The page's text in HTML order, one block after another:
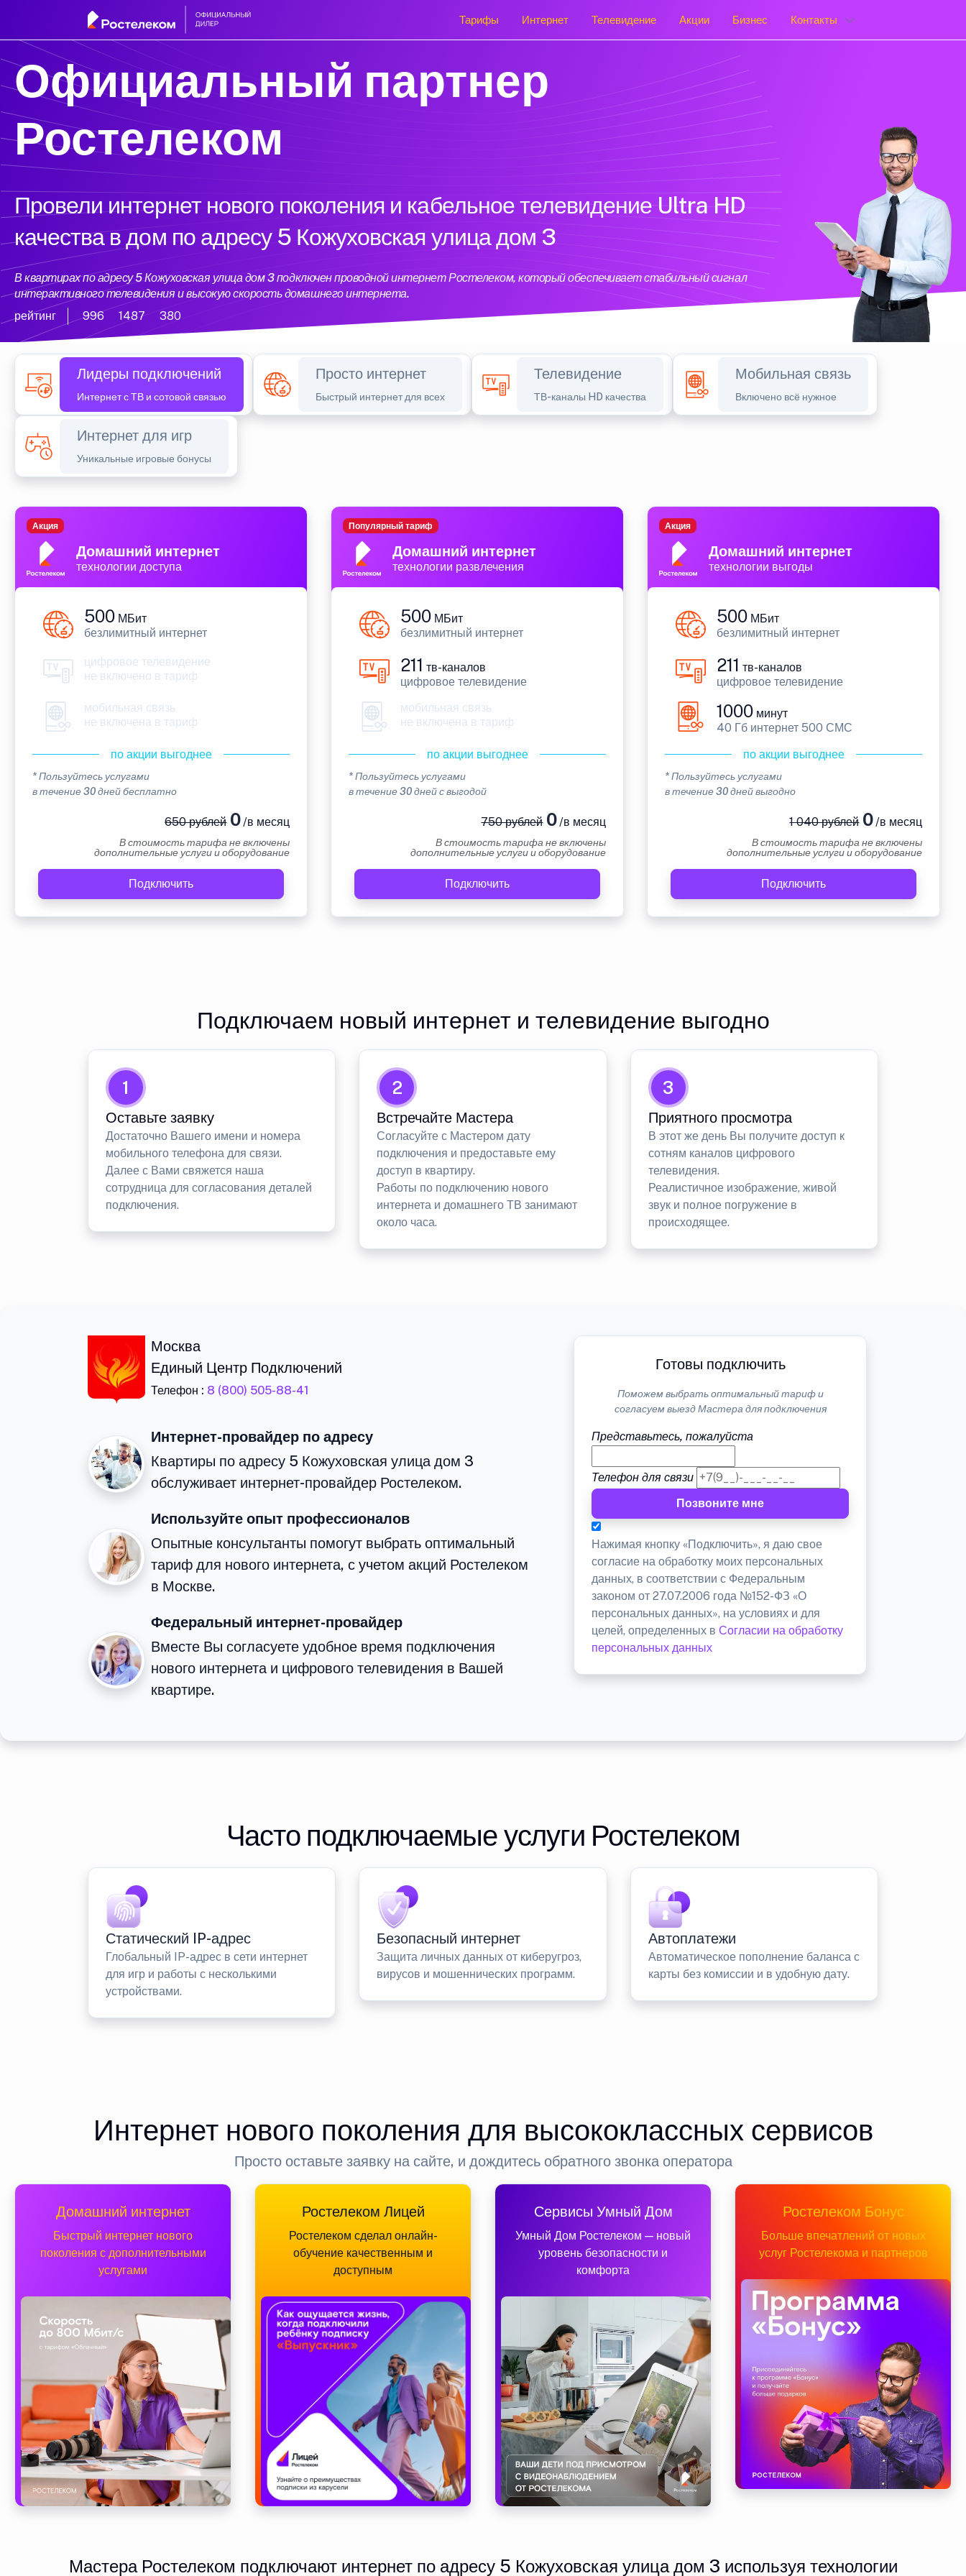
Тарифы Интернет Телевидение Акции Бизнес Контакты
Официальный партнер
Ростелеком
Провели интернет нового поколения и кабельное телевидение Ultra HD
качества в дом по адресу 5 Кожуховская улица дом 3
В квартирах по адресу 5 Кожуховская улица дом 3 подключен проводной интернет Ростелеком, который обеспечивает стабильный сигнал
интерактивного телевидения и высокую скорость домашнего интернета.
рейтинг
996 1487 380
Лидеры подключений
Интернет с ТВ и сотовой связью
Просто интернет
Быстрый интернет для всех
Телевидение
ТВ-каналы HD качества
Мобильная связь
Включено всё нужное
Интернет для игр
Уникальные игровые бонусы
Домашний интернет
технологии доступа
Акция
500 МБит
безлимитный интернет
цифровое телевидение
не включено в тариф
мобильная связь
не включена в тариф
по акции выгоднее
* Пользуйтесь услугами
в течение 30 дней бесплатно
650 рублей0/в месяц
В стоимость тарифа не включены
дополнительные услуги и оборудование
Подключить
Домашний интернет
технологии развлечения
Популярный тариф
500 МБит
безлимитный интернет
211 тв-каналов
цифровое телевидение
мобильная связь
не включена в тариф
по акции выгоднее
* Пользуйтесь услугами
в течение 30 дней с выгодой
750 рублей0/в месяц
В стоимость тарифа не включены
дополнительные услуги и оборудование
Подключить
Домашний интернет
технологии выгоды
Акция
500 МБит
безлимитный интернет
211 тв-каналов
цифровое телевидение
1000 минут
40 Гб интернет 500 СМС
по акции выгоднее
* Пользуйтесь услугами
в течение 30 дней выгодно
1 040 рублей0/в месяц
В стоимость тарифа не включены
дополнительные услуги и оборудование
Подключить
Подключаем новый интернет и телевидение выгодно
1
Оставьте заявку
Достаточно Вашего имени и номера
мобильного телефона для связи.
Далее с Вами свяжется наша
сотрудница для согласования деталей
подключения.
2
Встречайте Мастера
Согласуйте с Мастером дату
подключения и предоставьте ему
доступ в квартиру.
Работы по подключению нового
интернета и домашнего ТВ занимают
около часа.
3
Приятного просмотра
В этот же день Вы получите доступ к
сотням каналов цифрового
телевидения.
Реалистичное изображение, живой
звук и полное погружение в
происходящее.
Москва
Единый Центр Подключений
Телефон : 8 (800) 505-88-41
Интернет-провайдер по адресу
Квартиры по адресу 5 Кожуховская улица дом 3
обслуживает интернет-провайдер Ростелеком.
Используйте опыт профессионалов
Опытные консультанты помогут выбрать оптимальный
тариф для нового интернета, с учетом акций Ростелеком
в Москве.
Федеральный интернет-провайдер
Вместе Вы согласуете удобное время подключения
нового интернета и цифрового телевидения в Вашей
квартире.
Готовы подключить
Поможем выбрать оптимальный тариф и
согласуем выезд Мастера для подключения
Представьтесь, пожалуйста
Телефон для связи
Позвоните мне
Нажимая кнопку «Подключить», я даю свое
согласие на обработку моих персональных
данных, в соответствии с Федеральным
законом от 27.07.2006 года №152-ФЗ «О
персональных данных», на условиях и для
целей, определенных вСогласии на обработку
персональных данных
Часто подключаемые услуги Ростелеком
Статический IP-адрес
Глобальный IP-адрес в сети интернет
для игр и работы с несколькими
устройствами.
Безопасный интернет
Защита личных данных от киберугроз,
вирусов и мошеннических программ.
Автоплатежи
Автоматическое пополнение баланса с
карты без комиссии и в удобную дату.
Интернет нового поколения для высококлассных сервисов
Просто оставьте заявку на сайте, и дождитесь обратного звонка оператора
Домашний интернет
Быстрый интернет нового
поколения с дополнительными
услугами
Ростелеком Лицей
Ростелеком сделал онлайн-
обучение качественным и
доступным
Сервисы Умный Дом
Умный Дом Ростелеком — новый
уровень безопасности и
комфорта
Ростелеком Бонус
Больше впечатлений от новых
услуг Ростелекома и партнеров
Мастера Ростелеком подключают интернет по адресу 5 Кожуховская улица дом 3 используя технологии